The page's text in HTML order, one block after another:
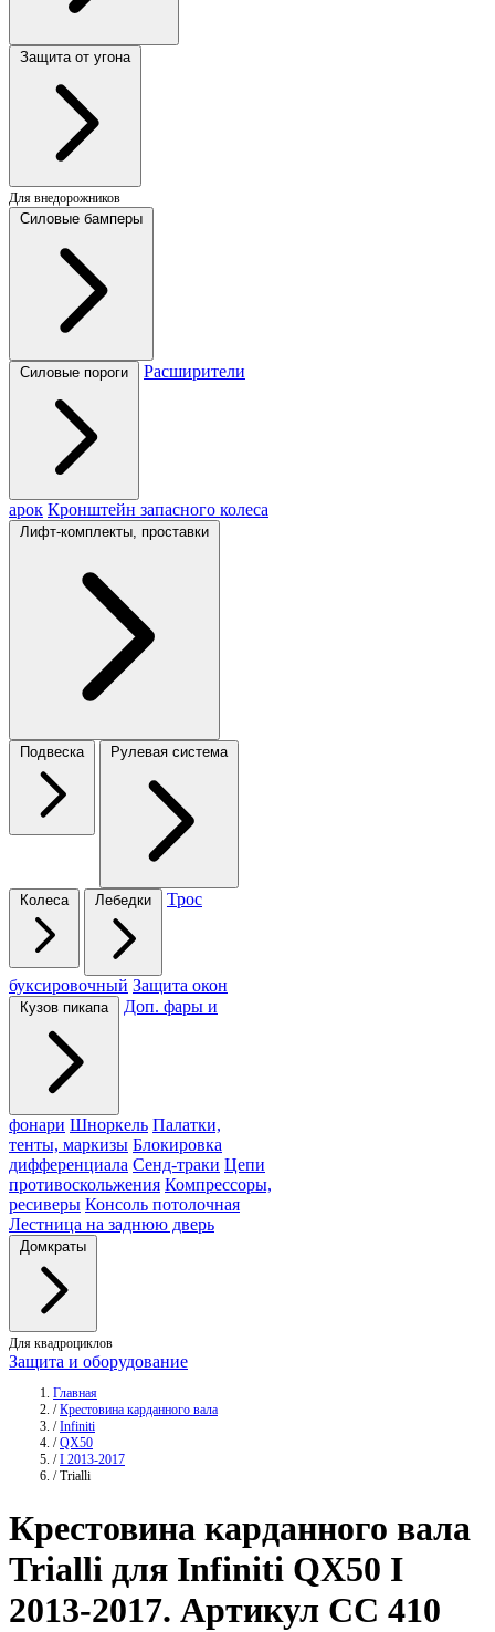
Защита от угона
Для внедорожников
Силовые бамперы
Силовые пороги Расширители
арок Кронштейн запасного колеса
Лифт-комплекты, проставки
Подвеска Рулевая система
Колеса Лебедки Трос
буксировочный Защита окон
Кузов пикапа Доп. фары и
фонари Шноркель Палатки,
тенты, маркизы Блокировка
дифференциала Сенд-траки Цепи
противоскольжения Компрессоры,
ресиверы Консоль потолочная
Лестница на заднюю дверь
Домкраты
Для квадроциклов
Защита и оборудование
Главная
/ Крестовина карданного вала
/ Infiniti
/ QX50
/ I 2013-2017
/ Trialli
Крестовина карданного вала
Trialli для Infiniti QX50 I
2013-2017. Артикул CC 410